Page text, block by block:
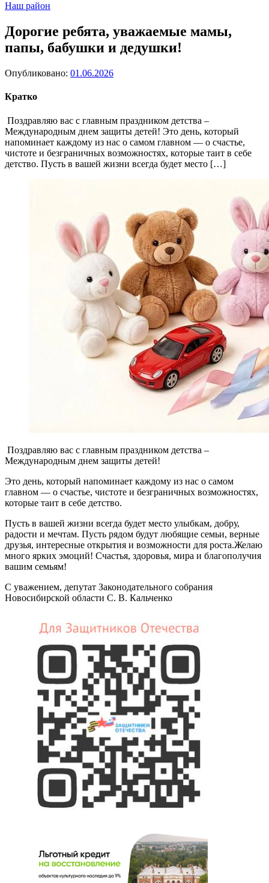
Наш район
Дорогие ребята, уважаемые мамы,
папы, бабушки и дедушки!
Опубликовано: 01.06.2026
Кратко
Поздравляю вас с главным праздником детства –
Международным днем защиты детей! Это день, который
напоминает каждому из нас о самом главном — о счастье,
чистоте и безграничных возможностях, которые таит в себе
детство. Пусть в вашей жизни всегда будет место […]
Поздравляю вас с главным праздником детства –
Международным днем защиты детей!
Это день, который напоминает каждому из нас о самом
главном — о счастье, чистоте и безграничных возможностях,
которые таит в себе детство.
Пусть в вашей жизни всегда будет место улыбкам, добру,
радости и мечтам. Пусть рядом будут любящие семьи, верные
друзья, интересные открытия и возможности для роста.Желаю
много ярких эмоций! Счастья, здоровья, мира и благополучия
вашим семьям!
С уважением, депутат Законодательного собрания
Новосибирской области С. В. Кальченко